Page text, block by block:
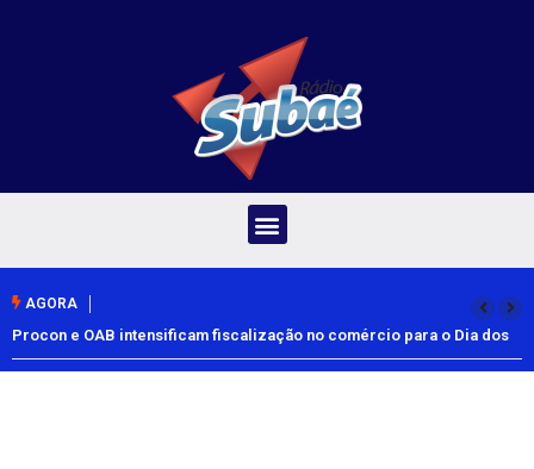
AGORA
Procon e OAB intensificam fiscalização no comércio para o Dia dos
Pais